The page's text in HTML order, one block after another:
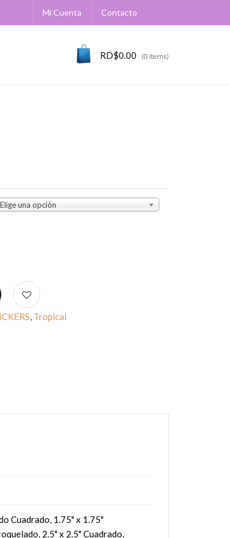
Mi Cuenta Contacto
RD$0.00 (0 items)
Elige una opción
, Tropical
Cuadrado, 1.75" x 1.75"
2.5" x 2.5" Cuadrado,